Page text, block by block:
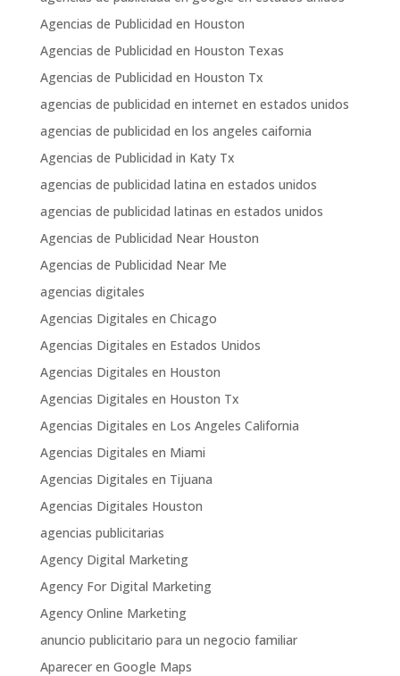
Agencias de Publicidad en Houston
Agencias de Publicidad en Houston Texas
Agencias de Publicidad en Houston Tx
agencias de publicidad en internet en estados unidos
agencias de publicidad en los angeles caifornia
Agencias de Publicidad in Katy Tx
agencias de publicidad latina en estados unidos
agencias de publicidad latinas en estados unidos
Agencias de Publicidad Near Houston
Agencias de Publicidad Near Me
agencias digitales
Agencias Digitales en Chicago
Agencias Digitales en Estados Unidos
Agencias Digitales en Houston
Agencias Digitales en Houston Tx
Agencias Digitales en Los Angeles California
Agencias Digitales en Miami
Agencias Digitales en Tijuana
Agencias Digitales Houston
agencias publicitarias
Agency Digital Marketing
Agency For Digital Marketing
Agency Online Marketing
anuncio publicitario para un negocio familiar
Aparecer en Google Maps